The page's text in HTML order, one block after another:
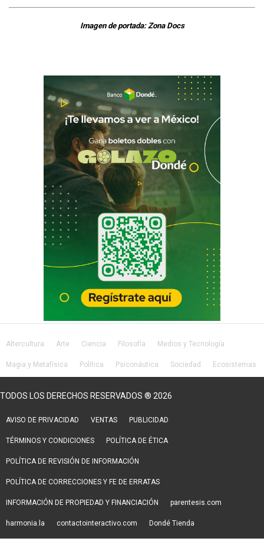
Imagen de portada: Zona Docs
Altercultura Arte Ciencia Filosofía Medios y Tecnología
Magia y Metafísica Política Psiconáutica Sociedad Ecosistemas
TODOS LOS DERECHOS RESERVADOS ® 2026
AVISO DE PRIVACIDAD VENTAS PUBLICIDAD
TÉRMINOS Y CONDICIONES POLÍTICA DE ÉTICA
POLÍTICA DE REVISIÓN DE INFORMACIÓN
POLÍTICA DE CORRECCIONES Y FE DE ERRATAS
INFORMACIÓN DE PROPIEDAD Y FINANCIACIÓN parentesis.com
harmonia.la contactointeractivo.com Dondé Tienda